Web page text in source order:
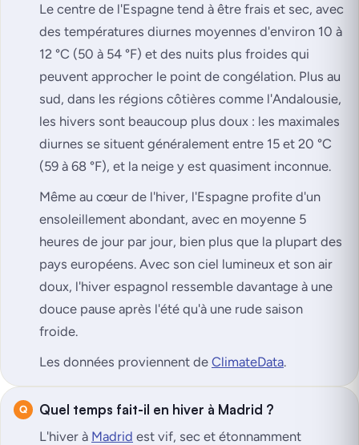
Le centre de l'Espagne tend à être frais et sec, avec
des températures diurnes moyennes d'environ 10 à
12 °C (50 à 54 °F) et des nuits plus froides qui
peuvent approcher le point de congélation. Plus au
sud, dans les régions côtières comme l'Andalousie,
les hivers sont beaucoup plus doux : les maximales
diurnes se situent généralement entre 15 et 20 °C
(59 à 68 °F), et la neige y est quasiment inconnue.
Même au cœur de l'hiver, l'Espagne profite d'un
ensoleillement abondant, avec en moyenne 5
heures de jour par jour, bien plus que la plupart des
pays européens. Avec son ciel lumineux et son air
doux, l'hiver espagnol ressemble davantage à une
douce pause après l'été qu'à une rude saison
froide.
Les données proviennent de ClimateData.
Quel temps fait-il en hiver à Madrid ?
L'hiver à Madrid est vif, sec et étonnamment